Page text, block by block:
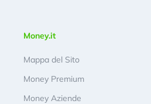
Money.it
Mappa del Sito
Money Premium
Money Aziende